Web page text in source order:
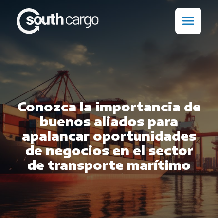
Conozca la importancia de
buenos aliados para
apalancar oportunidades
de negocios en el sector
de transporte marítimo